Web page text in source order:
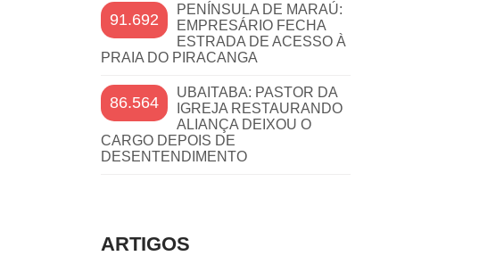
91.692
PENÍNSULA DE MARAÚ:
EMPRESÁRIO FECHA
ESTRADA DE ACESSO À
PRAIA DO PIRACANGA
86.564
UBAITABA: PASTOR DA
IGREJA RESTAURANDO
ALIANÇA DEIXOU O
CARGO DEPOIS DE
DESENTENDIMENTO
ARTIGOS